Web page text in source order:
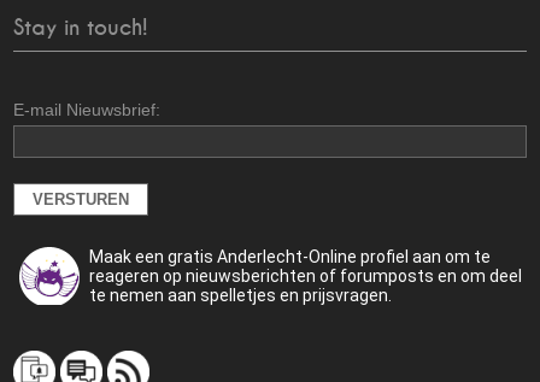
Stay in touch!
E-mail Nieuwsbrief:
Maak een gratis Anderlecht-Online profiel aan om te
reageren op nieuwsberichten of forumposts en om deel
te nemen aan spelletjes en prijsvragen.